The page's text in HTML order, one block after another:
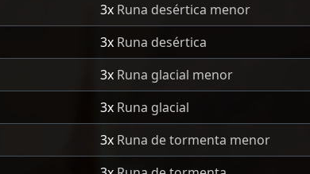
3x Runa desértica menor
3x Runa desértica
3x Runa glacial menor
3x Runa glacial
3x Runa de tormenta menor